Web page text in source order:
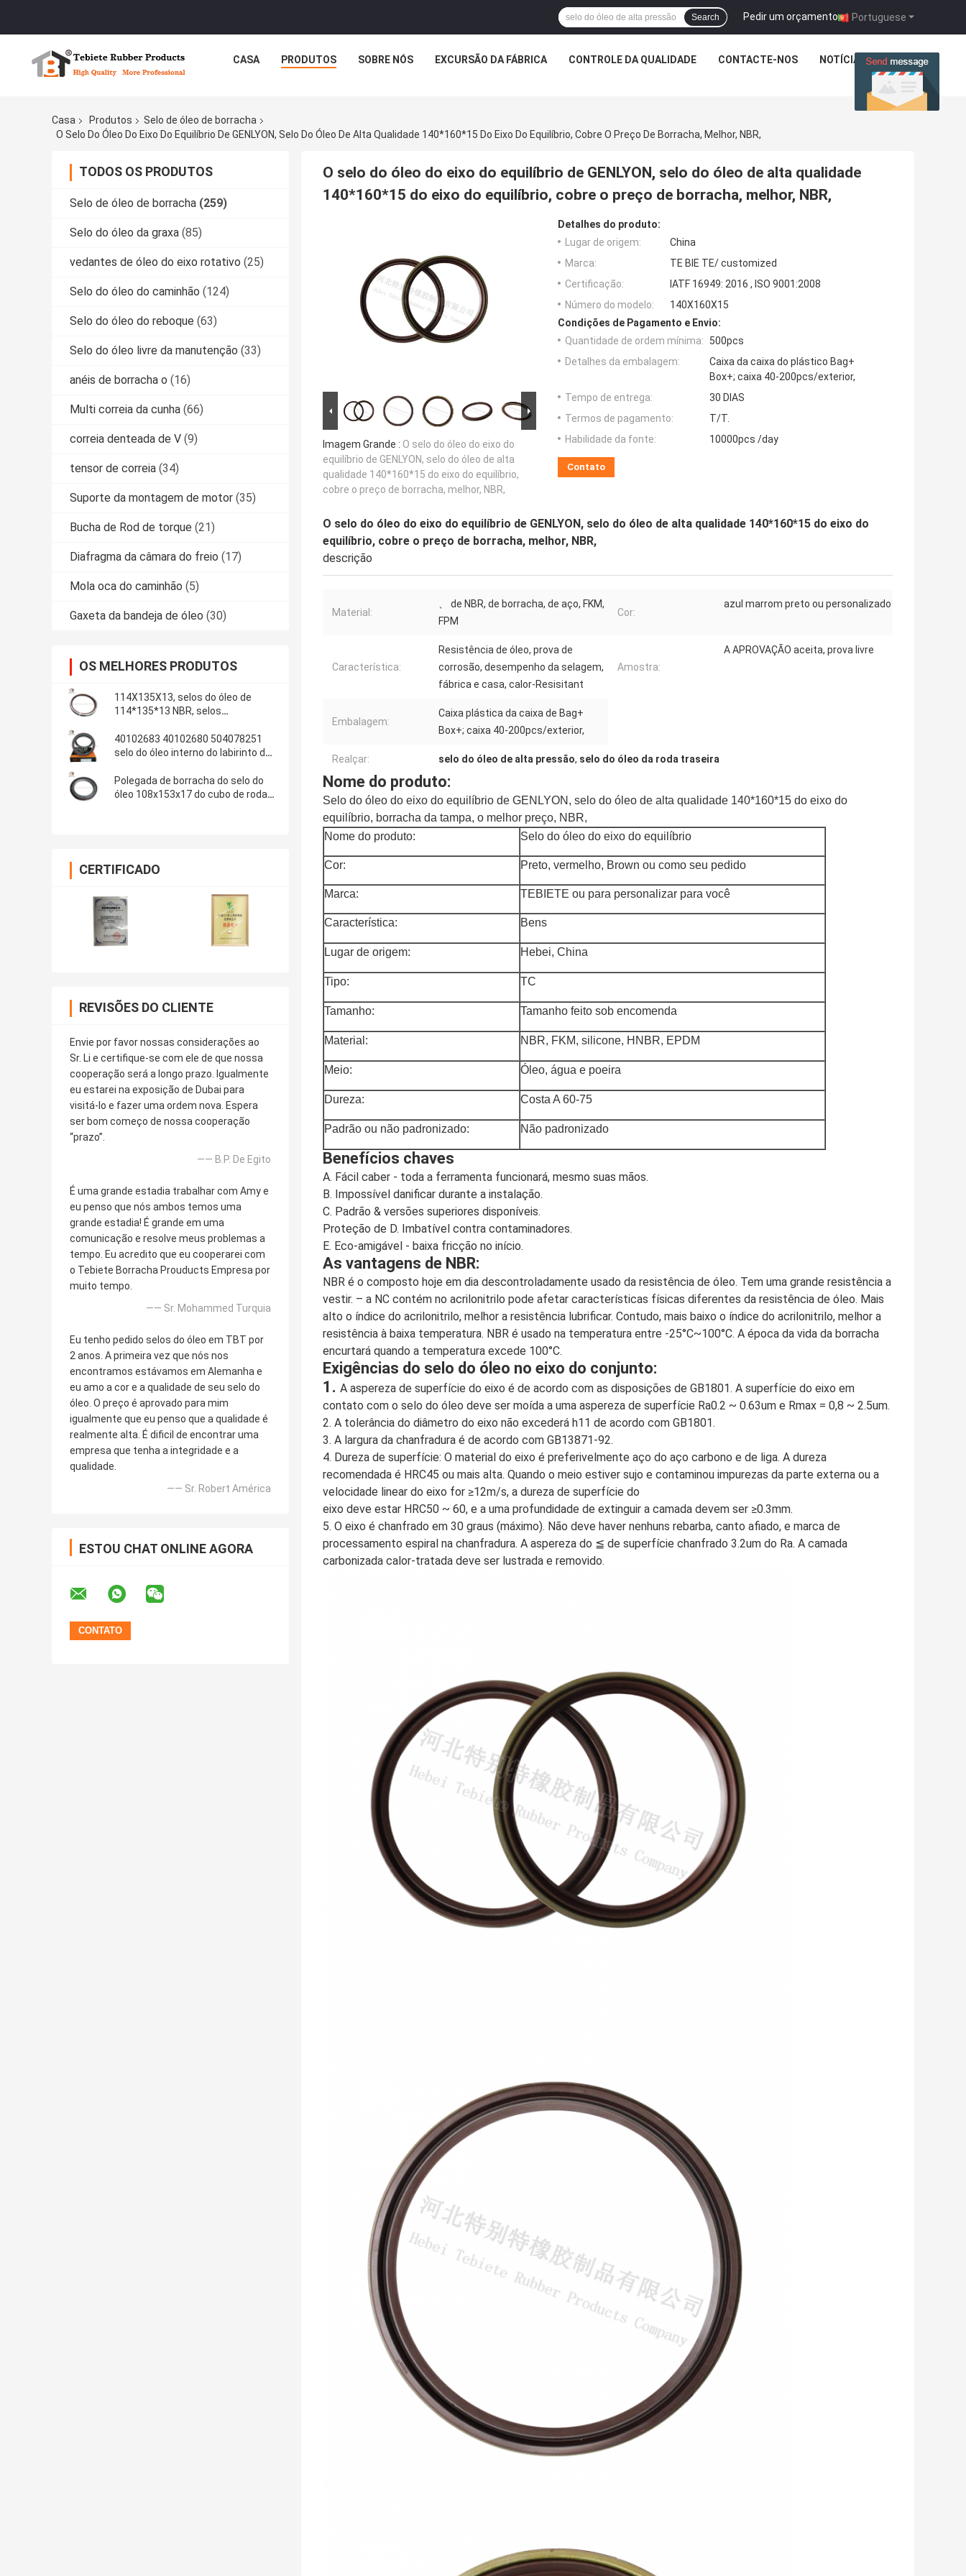
Portuguese
Pedir um orçamento |
Search
CASA PRODUTOS SOBRE NÓS EXCURSÃO DA FÁBRICA CONTROLE DA QUALIDADE CONTACTE-NOS NOTÍCIA CASOS
Casa Produtos
Selo de óleo de borracha
O Selo Do Óleo Do Eixo Do Equilíbrio De GENLYON, Selo Do Óleo De Alta Qualidade 140*160*15 Do Eixo Do Equilíbrio, Cobre O Preço De Borracha, Melhor, NBR,
TODOS OS PRODUTOS
Selo de óleo de borracha (259)
Selo do óleo da graxa (85)
vedantes de óleo do eixo rotativo (25)
Selo do óleo do caminhão (124)
Selo do óleo do reboque (63)
Selo do óleo livre da manutenção (33)
anéis de borracha o (16)
Multi correia da cunha (66)
correia denteada de V (9)
tensor de correia (34)
Suporte da montagem de motor (35)
Bucha de Rod de torque (21)
Diafragma da câmara do freio (17)
Mola oca do caminhão (5)
Gaxeta da bandeja de óleo (30)
OS MELHORES PRODUTOS
114X135X13, selos do óleo de
114*135*13 NBR, selos
material dos selos do óleo: NBR
40102683 40102680 504078251
selo do óleo interno do labirinto do
eixo de manivela de IVECO
Polegada de borracha do selo do
óleo 108x153x17 do cubo de roda
CERTIFICADO
REVISÕES DO CLIENTE
Envie por favor nossas considerações ao
Sr. Li e certifique-se com ele de que nossa
cooperação será a longo prazo. Igualmente
eu estarei na exposição de Dubai para
visitá-lo e fazer uma ordem nova. Espera
ser bom começo de nossa cooperação
“prazo”.
—— B.P. De Egito
É uma grande estadia trabalhar com Amy e
eu penso que nós ambos temos uma
grande estadia! É grande em uma
comunicação e resolve meus problemas a
tempo. Eu acredito que eu cooperarei com
o Tebiete Borracha Prouducts Empresa por
muito tempo.
—— Sr. Mohammed Turquia
Eu tenho pedido selos do óleo em TBT por
2 anos. A primeira vez que nós nos
encontramos estávamos em Alemanha e
eu amo a cor e a qualidade de seu selo do
óleo. O preço é aprovado para mim
igualmente que eu penso que a qualidade é
realmente alta. É dificil de encontrar uma
empresa que tenha a integridade e a
qualidade.
—— Sr. Robert América
ESTOU CHAT ONLINE AGORA
O selo do óleo do eixo do equilíbrio de GENLYON, selo do óleo de alta qualidade
140*160*15 do eixo do equilíbrio, cobre o preço de borracha, melhor, NBR,
Imagem Grande : O selo do óleo do eixo do
equilíbrio de GENLYON, selo do óleo de alta
qualidade 140*160*15 do eixo do equilíbrio,
cobre o preço de borracha, melhor, NBR,
Detalhes do produto:
Lugar de origem:
China
Marca:
TE BIE TE/ customized
Certificação:
IATF 16949: 2016 , ISO 9001:2008
Número do modelo:
140X160X15
Condições de Pagamento e Envio:
Quantidade de ordem mínima:
500pcs
Detalhes da embalagem:
Caixa da caixa do plástico Bag+
Box+; caixa 40-200pcs/exterior,
Tempo de entrega:
30 DIAS
Termos de pagamento:
T/T.
Habilidade da fonte:
10000pcs /day
Contato
O selo do óleo do eixo do equilíbrio de GENLYON, selo do óleo de alta qualidade 140*160*15 do eixo do
equilíbrio, cobre o preço de borracha, melhor, NBR,
descrição
Material:
、 de NBR, de borracha, de aço, FKM,
FPM
Cor:
azul marrom preto ou personalizado
Característica:
Resistência de óleo, prova de
corrosão, desempenho da selagem,
fábrica e casa, calor-Resisitant
Amostra:
A APROVAÇÃO aceita, prova livre
Embalagem:
Caixa plástica da caixa de Bag+
Box+; caixa 40-200pcs/exterior,
Realçar: selo do óleo de alta pressão, selo do óleo da roda traseira
Nome do produto:
Selo do óleo do eixo do equilíbrio de GENLYON, selo do óleo de alta qualidade 140*160*15 do eixo do
equilíbrio, borracha da tampa, o melhor preço, NBR,
Nome do produto:
Selo do óleo do eixo do equilíbrio
Cor: Preto, vermelho, Brown ou como seu pedido
Marca: TEBIETE ou para personalizar para você
Característica: Bens
Lugar de origem: Hebei, China
Tipo: TC
Tamanho: Tamanho feito sob encomenda
Material: NBR, FKM, silicone, HNBR, EPDM
Meio: Óleo, água e poeira
Dureza: Costa A 60-75
Padrão ou não padronizado: Não padronizado
Benefícios chaves
A. Fácil caber - toda a ferramenta funcionará, mesmo suas mãos.
B. Impossível danificar durante a instalação.
C. Padrão & versões superiores disponíveis.
Proteção de D. Imbatível contra contaminadores.
E. Eco-amigável - baixa fricção no início.
As vantagens de NBR:
NBR é o composto hoje em dia descontroladamente usado da resistência de óleo. Tem uma grande resistência a
vestir. – a NC contém no acrilonitrilo pode afetar características físicas diferentes da resistência de óleo. Mais
alto o índice do acrilonitrilo, melhor a resistência lubrificar. Contudo, mais baixo o índice do acrilonitrilo, melhor a
resistência à baixa temperatura. NBR é usado na temperatura entre -25°C~100°C. A época da vida da borracha
encurtará quando a temperatura excede 100°C.
Exigências do selo do óleo no eixo do conjunto:
1. A aspereza de superfície do eixo é de acordo com as disposições de GB1801. A superfície do eixo em
contato com o selo do óleo deve ser moída a uma aspereza de superfície Ra0.2 ~ 0.63um e Rmax = 0,8 ~ 2.5um.
2. A tolerância do diâmetro do eixo não excederá h11 de acordo com GB1801.
3. A largura da chanfradura é de acordo com GB13871-92.
4. Dureza de superfície: O material do eixo é preferivelmente aço do aço carbono e de liga. A dureza
recomendada é HRC45 ou mais alta. Quando o meio estiver sujo e contaminou impurezas da parte externa ou a
velocidade linear do eixo for ≥12m/s, a dureza de superfície do
eixo deve estar HRC50 ~ 60, e a uma profundidade de extinguir a camada devem ser ≥0.3mm.
5. O eixo é chanfrado em 30 graus (máximo). Não deve haver nenhuns rebarba, canto afiado, e marca de
processamento espiral na chanfradura. A aspereza do ≦ de superfície chanfrado 3.2um do Ra. A camada
carbonizada calor-tratada deve ser lustrada e removido.